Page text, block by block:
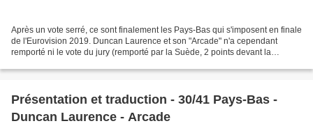
Après un vote serré, ce sont finalement les Pays-Bas qui s'imposent en finale
de l'Eurovision 2019. Duncan Laurence et son "Arcade" n'a cependant
remporté ni le vote du jury (remporté par la Suède, 2 points devant la
Présentation et traduction - 30/41 Pays-Bas -
Duncan Laurence - Arcade